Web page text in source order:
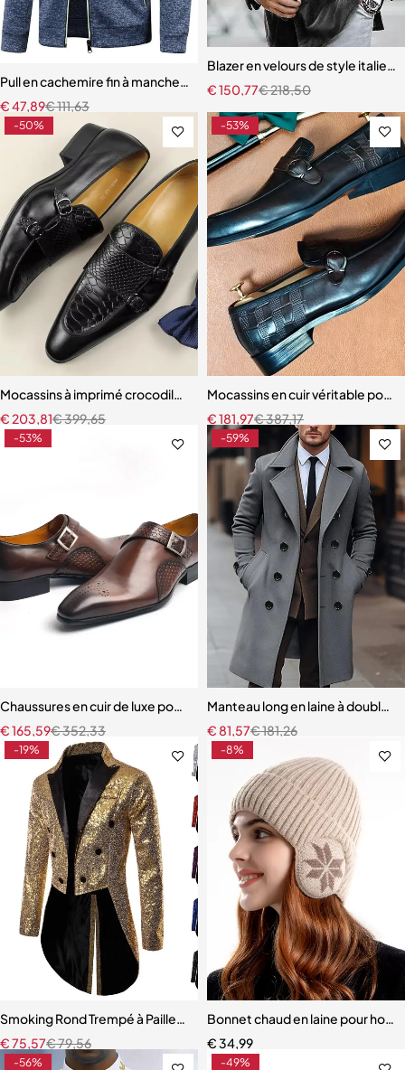
Pull en cachemire fin à manches longues pour hommes
€111,63
€47,89
Blazer en velours de style italien
€218,50
€150,77
-50%
Mocassins à imprimé crocodile pour hommes, chaussures
€399,65
€203,81
-53%
Mocassins en cuir véritable pour
€387,17
€181,97
-53%
Chaussures en cuir de luxe pour hommes, bonne qualité, affaires,
€352,33
€165,59
-59%
Manteau long en laine à double
€181,26
€ 81,57
-19%
Smoking Rond Trempé à Paillettes pour Homme
€79,56
€75,57
-8%
Bonnet chaud en laine pour
€34,99
-56% -49%